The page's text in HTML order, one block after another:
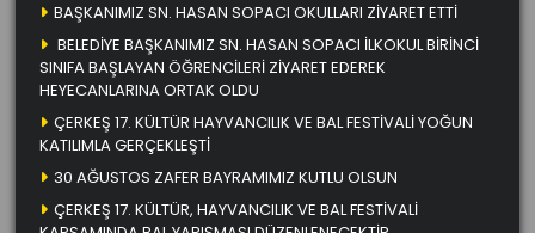
BAŞKANIMIZ SN. HASAN SOPACI OKULLARI ZİYARET ETTİ
BELEDİYE BAŞKANIMIZ SN. HASAN SOPACI İLKOKUL BİRİNCİ
SINIFA BAŞLAYAN ÖĞRENCİLERİ ZİYARET EDEREK
HEYECANLARINA ORTAK OLDU
ÇERKEŞ 17. KÜLTÜR HAYVANCILIK VE BAL FESTİVALİ YOĞUN
KATILIMLA GERÇEKLEŞTİ
30 AĞUSTOS ZAFER BAYRAMIMIZ KUTLU OLSUN
ÇERKEŞ 17. KÜLTÜR, HAYVANCILIK VE BAL FESTİVALİ